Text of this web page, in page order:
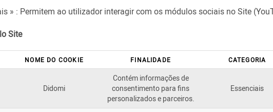
» : Permitem ao utilizador interagir com os módulos sociais no Site
Site
NOME DO COOKIE FINALIDADE CATEGORIA
Didomi
Contém informações de
consentimento para fins
personalizados e parceiros.
Essenciais